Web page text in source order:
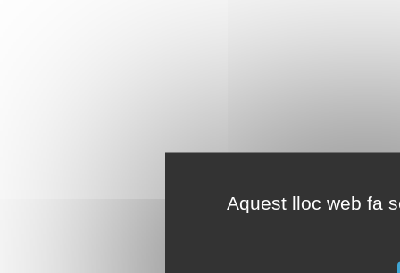
Aquest lloc web fa